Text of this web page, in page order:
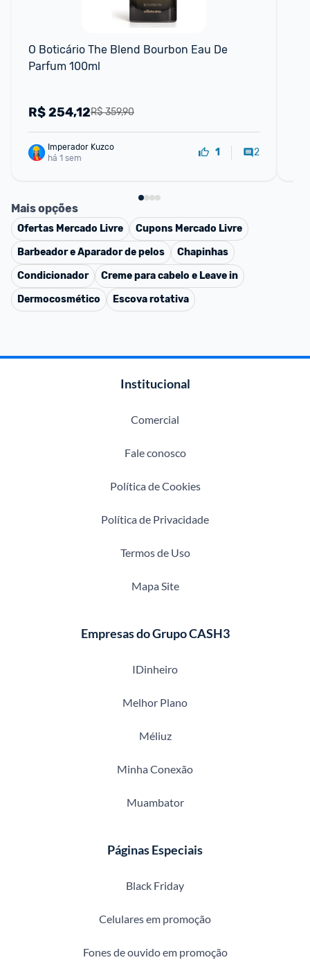
O Boticário The Blend Bourbon Eau De
Parfum 100ml
R$ 359,90
R$254,12
Imperador Kuzco
há 1 sem
1 2
Mais opções
Ofertas Mercado Livre Cupons Mercado Livre
Barbeador e Aparador de pelos
Chapinhas
Condicionador
Creme para cabelo e Leave in
Dermocosmético
Escova rotativa
Institucional
Comercial
Fale conosco
Política de Cookies
Política de Privacidade
Termos de Uso
Mapa Site
Empresas do Grupo CASH3
IDinheiro
Melhor Plano
Méliuz
Minha Conexão
Muambator
Páginas Especiais
Black Friday
Celulares em promoção
Fones de ouvido em promoção